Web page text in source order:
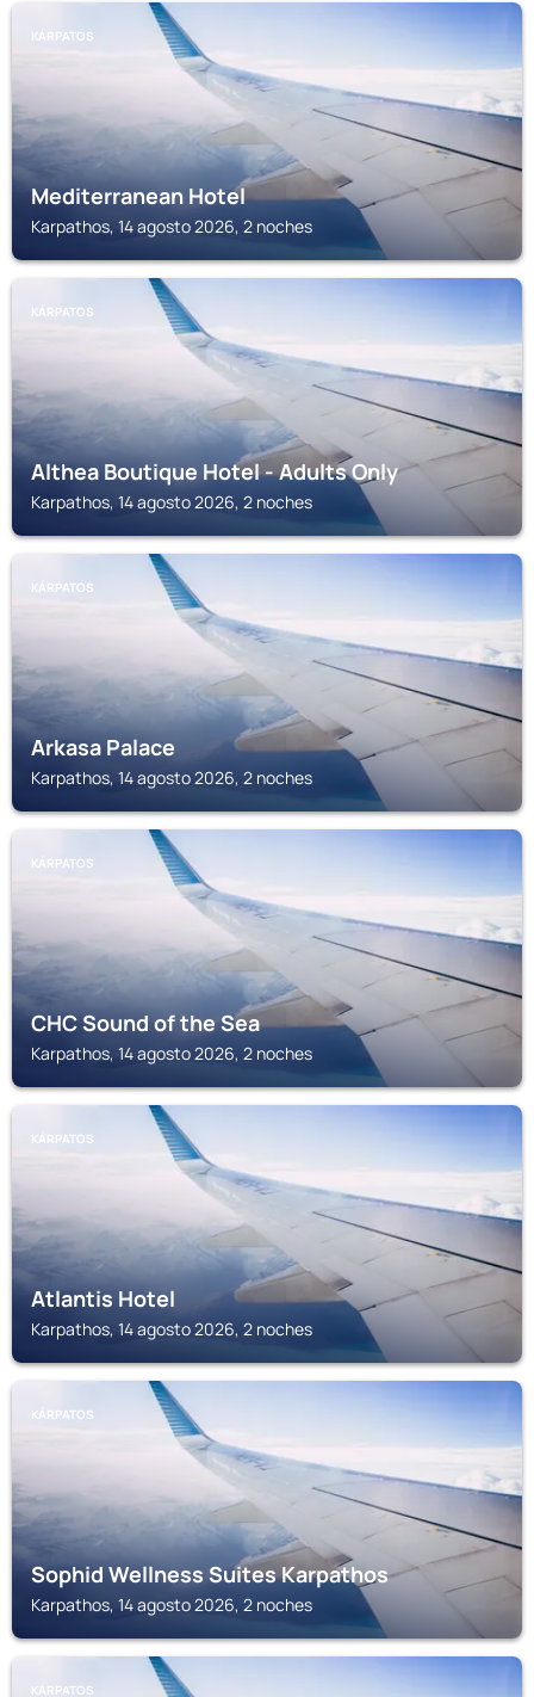
KÁRPATOS
Mediterranean Hotel
Karpathos, 14 agosto 2026, 2 noches
KÁRPATOS
Althea Boutique Hotel - Adults Only
Karpathos, 14 agosto 2026, 2 noches
KÁRPATOS
Arkasa Palace
Karpathos, 14 agosto 2026, 2 noches
KÁRPATOS
CHC Sound of the Sea
Karpathos, 14 agosto 2026, 2 noches
KÁRPATOS
Atlantis Hotel
Karpathos, 14 agosto 2026, 2 noches
KÁRPATOS
Sophid Wellness Suites Karpathos
Karpathos, 14 agosto 2026, 2 noches
KÁRPATOS